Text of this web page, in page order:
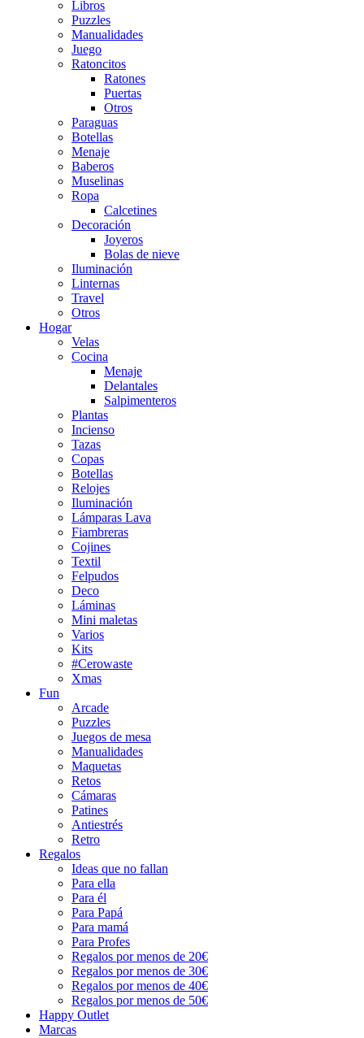
Libros
Puzzles
Manualidades
Juego
Ratoncitos
Ratones
Puertas
Otros
Paraguas
Botellas
Menaje
Baberos
Muselinas
Ropa
Calcetines
Decoración
Joyeros
Bolas de nieve
Iluminación
Linternas
Travel
Otros
Hogar
Velas
Cocina
Menaje
Delantales
Salpimenteros
Plantas
Incienso
Tazas
Copas
Botellas
Relojes
Iluminación
Lámparas Lava
Fiambreras
Cojines
Textil
Felpudos
Deco
Láminas
Mini maletas
Varios
Kits
#Cerowaste
Xmas
Fun
Arcade
Puzzles
Juegos de mesa
Manualidades
Maquetas
Retos
Cámaras
Patines
Antiestrés
Retro
Regalos
Ideas que no fallan
Para ella
Para él
Para Papá
Para mamá
Para Profes
Regalos por menos de 20€
Regalos por menos de 30€
Regalos por menos de 40€
Regalos por menos de 50€
Happy Outlet
Marcas